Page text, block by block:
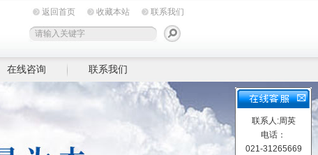
返回首页 收藏本站 联系我们
在线咨询 联系我们
联系人:周英
电话：
021-31265669